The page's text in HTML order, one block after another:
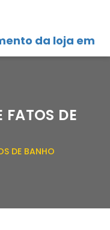
da loja em
FATOS DE
DE BANHO